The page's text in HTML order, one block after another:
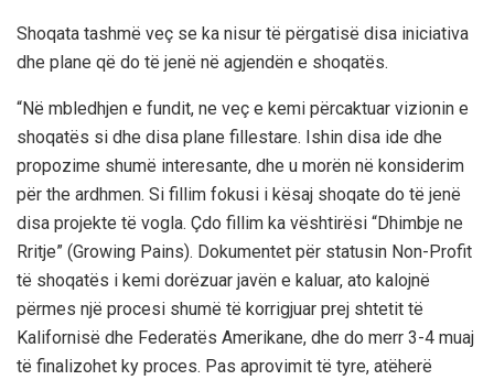
Shoqata tashmë veç se ka nisur të përgatisë disa iniciativa
dhe plane që do të jenë në agjendën e shoqatës.
“Në mbledhjen e fundit, ne veç e kemi përcaktuar vizionin e
shoqatës si dhe disa plane fillestare. Ishin disa ide dhe
propozime shumë interesante, dhe u morën në konsiderim
për the ardhmen. Si fillim fokusi i kësaj shoqate do të jenë
disa projekte të vogla. Çdo fillim ka vështirësi “Dhimbje ne
Rritje” (Growing Pains). Dokumentet për statusin Non-Profit
të shoqatës i kemi dorëzuar javën e kaluar, ato kalojnë
përmes një procesi shumë të korrigjuar prej shtetit të
Kalifornisë dhe Federatës Amerikane, dhe do merr 3-4 muaj
të finalizohet ky proces. Pas aprovimit të tyre, atëherë